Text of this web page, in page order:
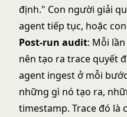
định." Con người giải
agent tiếp tục, hoặc
Post-run audit: Mỗi
nên tạo ra trace quyết
agent ingest ở mỗi
những gì nó tạo ra,
timestamp. Trace đó là